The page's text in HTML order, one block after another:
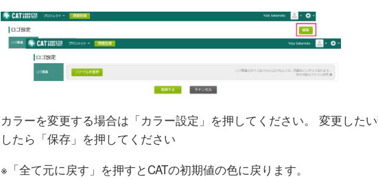
カラーを変更する場合は「カラー設定」を押してください。 変更した
したら「保存」を押してください
※「全て元に戻す」を押すとCATの初期値の色に戻ります。